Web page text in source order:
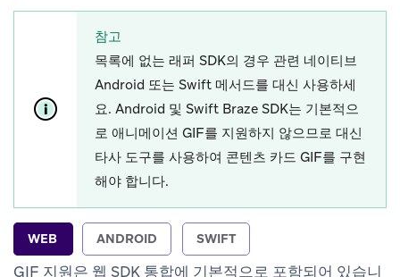
참고
목록에 없는 래퍼 SDK의 경우 관련 네이티브
Android 또는 Swift 메서드를 대신 사용하세
요. Android 및 Swift Braze SDK는 기본적으
로 애니메이션 GIF를 지원하지 않으므로 대신
타사 도구를 사용하여 콘텐츠 카드 GIF를 구현
해야 합니다.
WEB ANDROID SWIFT
GIF 지원은 웹 SDK 통합에 기본적으로 포함되어 있습니